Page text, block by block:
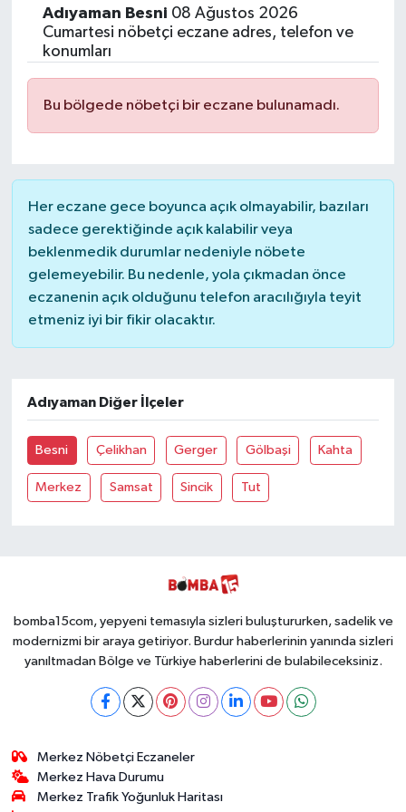
Adıyaman Besni 08 Ağustos 2026
Cumartesi nöbetçi eczane adres, telefon ve
konumları
Bu bölgede nöbetçi bir eczane bulunamadı.
Her eczane gece boyunca açık olmayabilir, bazıları
sadece gerektiğinde açık kalabilir veya
beklenmedik durumlar nedeniyle nöbete
gelemeyebilir. Bu nedenle, yola çıkmadan önce
eczanenin açık olduğunu telefon aracılığıyla teyit
etmeniz iyi bir fikir olacaktır.
Adıyaman Diğer İlçeler
Besni Çelikhan Gerger Gölbaşi Kahta
Merkez Samsat Sincik Tut
bomba15com, yepyeni temasıyla sizleri buluştururken, sadelik ve
modernizmi bir araya getiriyor. Burdur haberlerinin yanında sizleri
yanıltmadan Bölge ve Türkiye haberlerini de bulabileceksiniz.
Merkez Nöbetçi Eczaneler
Merkez Hava Durumu
Merkez Trafik Yoğunluk Haritası
Siyasetçi
Spor